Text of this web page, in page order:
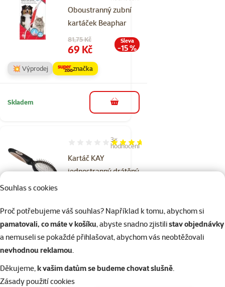
Souhlas s cookies
Proč potřebujeme váš souhlas? Například k tomu, abychom si
pamatovali, co máte v košíku, abyste snadno zjistilistav objednávky
a nemuseli se pokaždé přihlašovat, abychom vás neobtěžovali
nevhodnou reklamou.
Děkujeme,k vašim datům se budeme chovat slušně.
Zásady použití cookies
Oboustranný zubní
kartáček Beaphar
Původní cena
81,75 Kč
Cena
69 Kč
Sleva
-15 %
💥 Výprodej značka
Skladem do košíku
Kartáč KAY
jednostranný drátěný
Hodnocení 73%, počet hodnocení: 3
3×
hodnocení
Cena
28 Kč -80 %
💥 Výprodej
Skladem do košíku